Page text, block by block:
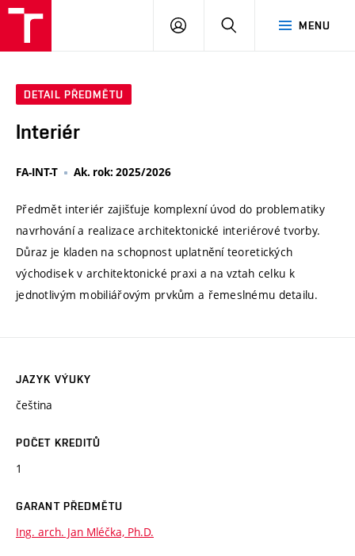
MENU
PŘIHLÁSIT
DETAIL PŘEDMĚTU
Interiér
FA-INT-T Ak. rok: 2025/2026
Předmět interiér zajišťuje komplexní úvod do problematiky
navrhování a realizace architektonické interiérové tvorby.
Důraz je kladen na schopnost uplatnění teoretických
východisek v architektonické praxi a na vztah celku k
jednotlivým mobiliářovým prvkům a řemeslnému detailu.
JAZYK VÝUKY
čeština
POČET KREDITŮ
1
GARANT PŘEDMĚTU
Ing. arch. Jan Mléčka, Ph.D.